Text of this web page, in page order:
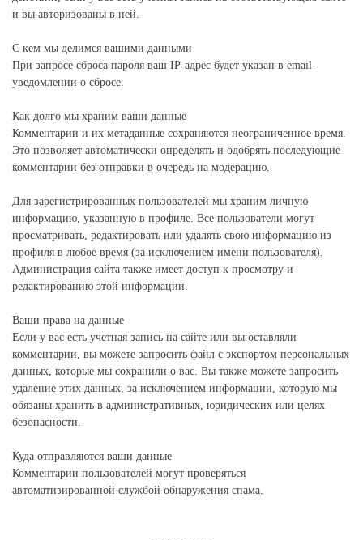
и вы авторизованы в ней.
С кем мы делимся вашими данными
При запросе сброса пароля ваш IP-адрес будет указан в email-
уведомлении о сбросе.
Как долго мы храним ваши данные
Комментарии и их метаданные сохраняются неограниченное время.
Это позволяет автоматически определять и одобрять последующие
комментарии без отправки в очередь на модерацию.
Для зарегистрированных пользователей мы храним личную
информацию, указанную в профиле. Все пользователи могут
просматривать, редактировать или удалять свою информацию из
профиля в любое время (за исключением имени пользователя).
Администрация сайта также имеет доступ к просмотру и
редактированию этой информации.
Ваши права на данные
Если у вас есть учетная запись на сайте или вы оставляли
комментарии, вы можете запросить файл с экспортом персональных
данных, которые мы сохранили о вас. Вы также можете запросить
удаление этих данных, за исключением информации, которую мы
обязаны хранить в административных, юридических или целях
безопасности.
Куда отправляются ваши данные
Комментарии пользователей могут проверяться
автоматизированной службой обнаружения спама.